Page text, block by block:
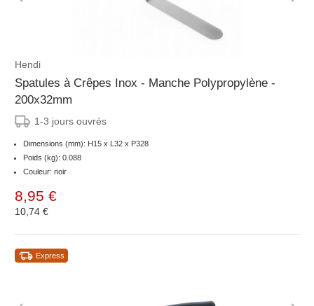
Hendi
Spatules à Crêpes Inox - Manche Polypropylène -
200x32mm
1-3 jours ouvrés
Dimensions (mm): H15 x L32 x P328
Poids (kg): 0.088
Couleur: noir
8,95 €
10,74 €
Express